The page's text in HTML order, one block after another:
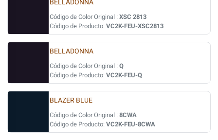
BELLADONNA
Código de Color Original : XSC 2813
Código de Producto: VC2K-FEU-XSC2813
BELLADONNA
Código de Color Original : Q
Código de Producto: VC2K-FEU-Q
BLAZER BLUE
Código de Color Original : 8CWA
Código de Producto: VC2K-FEU-8CWA